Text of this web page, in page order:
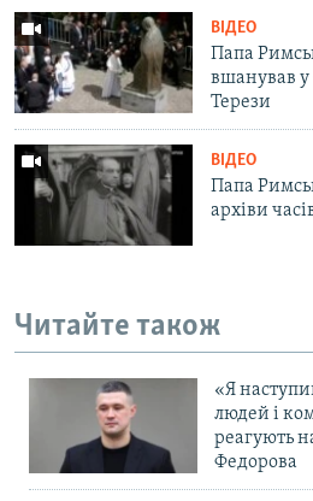
ВІДЕО
Папа
вшанував у
Терези
ВІДЕО
Папа
архіви
Читайте також
«Я
людей і
реагують
Федорова